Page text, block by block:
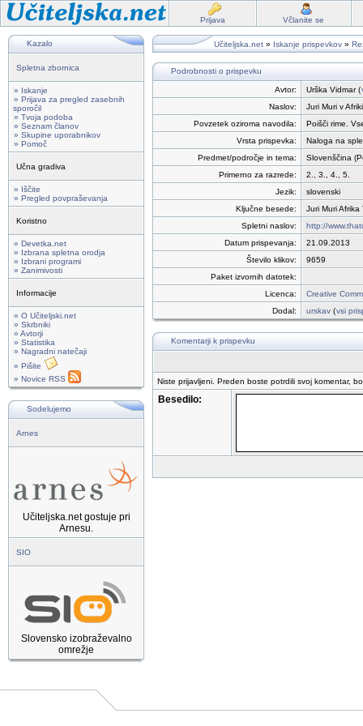
Prijava Včlanite se
Kazalo
Spletna zbornica
» Iskanje
» Prijava za pregled zasebnih
sporočil
» Tvoja podoba
» Seznam članov
» Skupine uporabnikov
» Pomoč
Učna gradiva
» Iščite
» Pregled povpraševanja
Koristno
» Devetka.net
» Izbrana spletna orodja
» Izbrani programi
» Zanimivosti
Informacije
» O Učiteljski.net
» Skrbniki
» Avtorji
» Statistika
» Nagradni natečaji
» Pišite
» Novice RSS
Sodelujemo
Arnes
Učiteljska.net gostuje pri
Arnesu.
SIO
Slovensko izobraževalno
omrežje
Učiteljska.net » Iskanje prispevkov »
Podrobnosti o prispevku
Avtor: Urška Vidmar (
Naslov:
Juri Muri v
Povzetek oziroma navodila:
Poišči rime.
Vrsta prispevka:
Naloga na
Predmet/področje in tema:
Slovenščina
Primerno za razrede:
2., 3., 4., 5.
Jezik:
slovenski
Ključne besede:
Juri Muri
Spletni naslov:
http://
Datum prispevanja:
21.09.2013
Število klikov:
9659
Paket izvornih datotek:
Licenca:
Creative
Dodal:
urskav (vsi
Komentarji k prispevku
Niste prijavljeni. Preden boste potrdili svoj komentar,
Besedilo: